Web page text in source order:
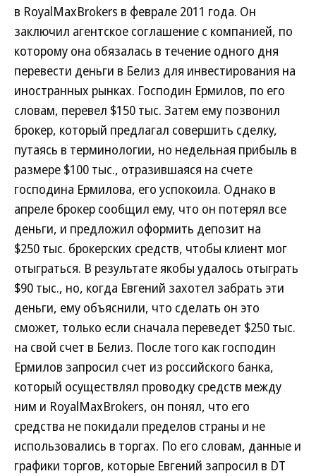
в RoyalMaxBrokers в феврале 2011 года. Он
заключил агентское соглашение с компанией, по
которому она обязалась в течение одного дня
перевести деньги в Белиз для инвестирования на
иностранных рынках. Господин Ермилов, по его
словам, перевел $150 тыс. Затем ему позвонил
брокер, который предлагал совершить сделку,
путаясь в терминологии, но недельная прибыль в
размере $100 тыс., отразившаяся на счете
господина Ермилова, его успокоила. Однако в
апреле брокер сообщил ему, что он потерял все
деньги, и предложил оформить депозит на
$250 тыс. брокерских средств, чтобы клиент мог
отыграться. В результате якобы удалось отыграть
$90 тыс., но, когда Евгений захотел забрать эти
деньги, ему объяснили, что сделать он это
сможет, только если сначала переведет $250 тыс.
на свой счет в Белиз. После того как господин
Ермилов запросил счет из российского банка,
который осуществлял проводку средств между
ним и RoyalMaxBrokers, он понял, что его
средства не покидали пределов страны и не
использовались в торгах. По его словам, данные и
графики торгов, которые Евгений запросил в DT